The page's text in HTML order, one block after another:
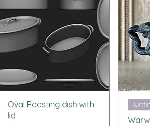
Snabbvisning
Oval Roasting dish with
lid